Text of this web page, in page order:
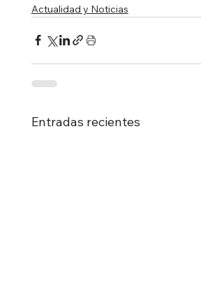
Actualidad y Noticias
Entradas recientes